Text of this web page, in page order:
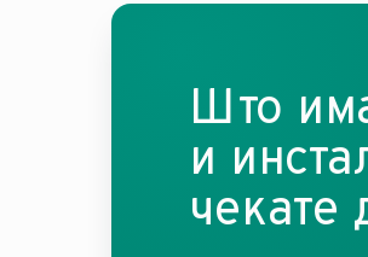
кујнските апарати.
Што
и
чекате